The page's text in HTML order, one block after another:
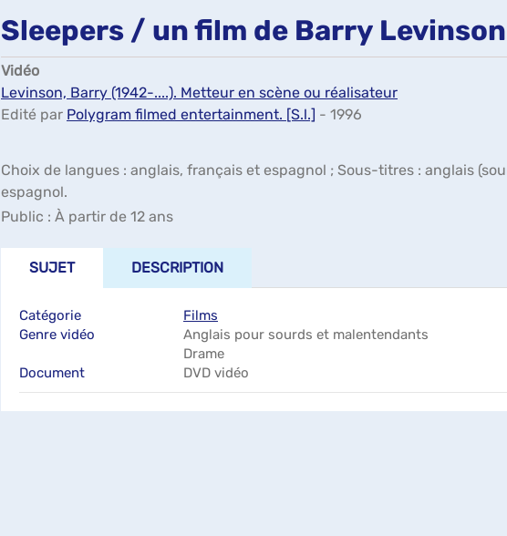
Sleepers / un film de Barry Levinson
Vidéo
Levinson, Barry (1942-....). Metteur en scène ou réalisateur
Edité par Polygram filmed entertainment. [S.l.] - 1996
Choix de langues : anglais, français et espagnol ; Sous-titres : anglais
espagnol.
Public : À partir de 12 ans
SUJET DESCRIPTION
Catégorie
Films
Genre vidéo
Anglais pour sourds et malentendants
Drame
Document
DVD vidéo